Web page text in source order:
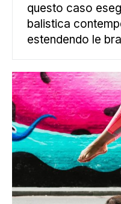
questo caso
balistica
estendendo le